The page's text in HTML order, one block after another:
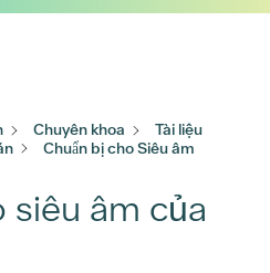
Chuyên khoa
Tài liệu
Chuẩn bị cho Siêu âm
siêu âm của